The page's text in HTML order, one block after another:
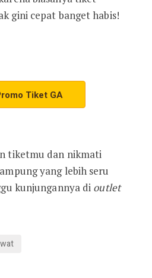
gini cepat banget habis!
Tiket GA
tiketmu dan nikmati
yang lebih seru
kunjungannya di outlet